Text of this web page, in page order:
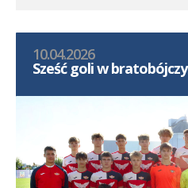
10.04.2026
Sześć goli w